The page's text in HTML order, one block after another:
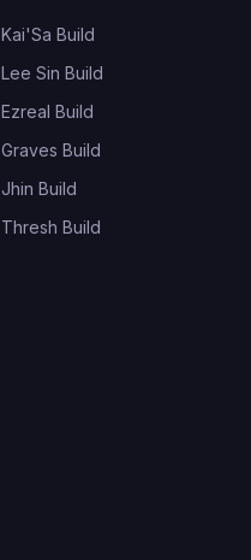
Kai'Sa Build
Lee Sin Build
Ezreal Build
Graves Build
Jhin Build
Thresh Build